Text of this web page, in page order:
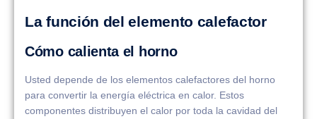
La función del elemento calefactor
Cómo calienta el horno
Usted depende de los elementos calefactores del horno
para convertir la energía eléctrica en calor. Estos
componentes distribuyen el calor por toda la cavidad del